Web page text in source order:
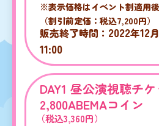
※表示価格はイベント割適用
（割引前定価：税込7,200円）
販売終了時間： 2022年12月
11:00
DAY1 昼公演視聴チケ
2,800ABEMAコイン
（税込3,360円）